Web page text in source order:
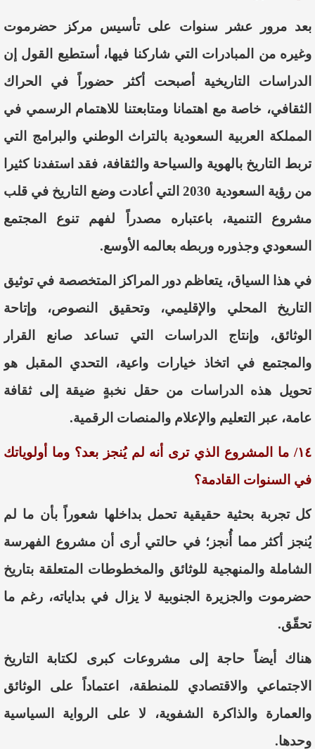
بعد مرور عشر سنوات على تأسيس مركز حضرموت
وغيره من المبادرات التي شاركنا فيها، أستطيع القول إن
الدراسات التاريخية أصبحت أكثر حضوراً في الحراك
الثقافي، خاصة مع اهتمانا ومتابعتنا للاهتمام الرسمي في
المملكة العربية السعودية بالتراث الوطني والبرامج التي
تربط التاريخ بالهوية والسياحة والثقافة، فقد استفدنا كثيرا
من رؤية السعودية 2030 التي أعادت وضع التاريخ في قلب
مشروع التنمية، باعتباره مصدراً لفهم تنوع المجتمع
السعودي وجذوره وربطه بعالمه الأوسع.
في هذا السياق، يتعاظم دور المراكز المتخصصة في توثيق
التاريخ المحلي والإقليمي، وتحقيق النصوص، وإتاحة
الوثائق، وإنتاج الدراسات التي تساعد صانع القرار
والمجتمع في اتخاذ خيارات واعية، التحدي المقبل هو
تحويل هذه الدراسات من حقل نخبةٍ ضيقة إلى ثقافة
عامة، عبر التعليم والإعلام والمنصات الرقمية.
١٤/ ما المشروع الذي ترى أنه لم يُنجز بعد؟ وما أولوياتك
في السنوات القادمة؟
كل تجربة بحثية حقيقية تحمل بداخلها شعوراً بأن ما لم
يُنجز أكثر مما أُنجز؛ في حالتي أرى أن مشروع الفهرسة
الشاملة والمنهجية للوثائق والمخطوطات المتعلقة بتاريخ
حضرموت والجزيرة الجنوبية لا يزال في بداياته، رغم ما
تحقّق.
هناك أيضاً حاجة إلى مشروعات كبرى لكتابة التاريخ
الاجتماعي والاقتصادي للمنطقة، اعتماداً على الوثائق
والعمارة والذاكرة الشفوية، لا على الرواية السياسية
وحدها.